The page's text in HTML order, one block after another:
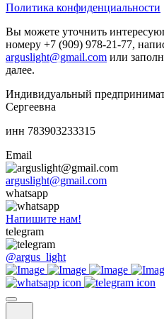
Политика конфиденциальности
Вы можете уточнить
номеру +7 (909) 978-21-77,
arguslight@gmail.com или
далее.
Индивидуальный
Сергеевна
инн 783903233315
Email
arguslight@gmail.com
whatsapp
Напишите нам!
telegram
@argus_light